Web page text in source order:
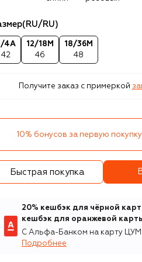
(RU/RU)
4А
42
12/18M
46
18/36M
48
Получите заказ с примеркой
10% бонусов за первую покупку
Быстрая покупка
20% кешбэк для чёрной
кешбэк для оранжевой
С Альфа-Банком на карту
Подробнее